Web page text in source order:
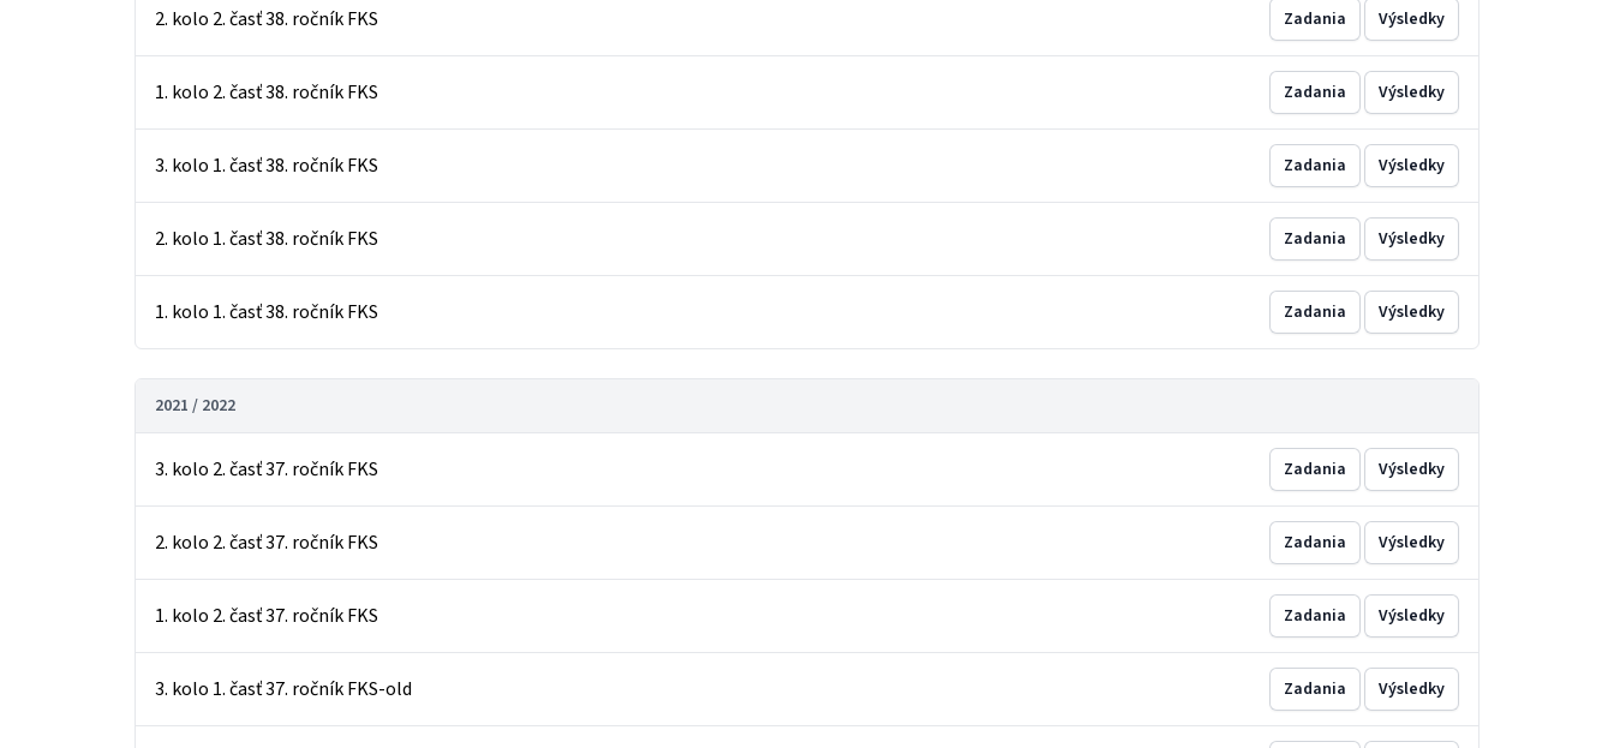
2. kolo 2. časť 38. ročník FKS Zadania Výsledky
1. kolo 2. časť 38. ročník FKS Zadania Výsledky
3. kolo 1. časť 38. ročník FKS Zadania Výsledky
2. kolo 1. časť 38. ročník FKS Zadania Výsledky
1. kolo 1. časť 38. ročník FKS Zadania Výsledky
2021 / 2022
3. kolo 2. časť 37. ročník FKS Zadania Výsledky
2. kolo 2. časť 37. ročník FKS Zadania Výsledky
1. kolo 2. časť 37. ročník FKS Zadania Výsledky
3. kolo 1. časť 37. ročník FKS-old Zadania Výsledky